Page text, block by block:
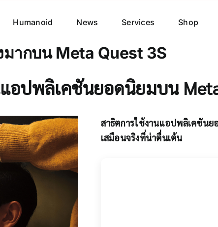
Humanoid News Services Shop
ากบน Meta Quest 3S
อปพลิเคชันยอดนิยมบน
สาธิตการใช้งานแอปพลิเคชันย
เสมือนจริงที่น่าตื่นเต้น